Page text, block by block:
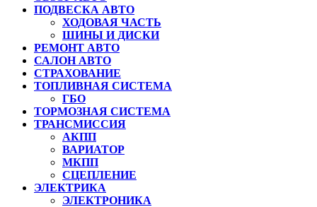
ПОДВЕСКА АВТО
ХОДОВАЯ ЧАСТЬ
ШИНЫ И ДИСКИ
РЕМОНТ АВТО
САЛОН АВТО
СТРАХОВАНИЕ
ТОПЛИВНАЯ СИСТЕМА
ГБО
ТОРМОЗНАЯ СИСТЕМА
ТРАНСМИССИЯ
АКПП
ВАРИАТОР
МКПП
СЦЕПЛЕНИЕ
ЭЛЕКТРИКА
ЭЛЕКТРОНИКА